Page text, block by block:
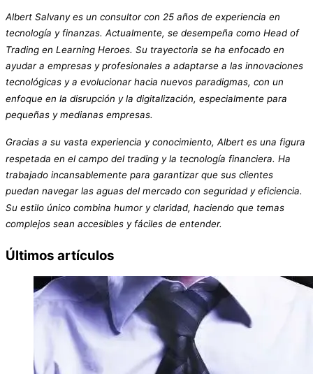
Albert Salvany es un consultor con 25 años de experiencia en
tecnología y finanzas. Actualmente, se desempeña como Head of
Trading en Learning Heroes. Su trayectoria se ha enfocado en
ayudar a empresas y profesionales a adaptarse a las innovaciones
tecnológicas y a evolucionar hacia nuevos paradigmas, con un
enfoque en la disrupción y la digitalización, especialmente para
pequeñas y medianas empresas.
Gracias a su vasta experiencia y conocimiento, Albert es una figura
respetada en el campo del trading y la tecnología financiera. Ha
trabajado incansablemente para garantizar que sus clientes
puedan navegar las aguas del mercado con seguridad y eficiencia.
Su estilo único combina humor y claridad, haciendo que temas
complejos sean accesibles y fáciles de entender.
Últimos artículos